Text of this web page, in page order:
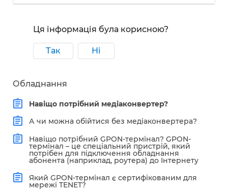
Ця інформація була корисною?
Так Ні
Обладнання
Навіщо потрібний медіаконвертер?
А чи можна обійтися без медіаконвертера?
Навіщо потрібний GPON-термінал? GPON-
термінал – це спеціальний пристрій, який
потрібен для підключення обладнання
абонента (наприклад, роутера) до Інтернету
Який GPON-термінал є сертифікованим для
мережі TENET?